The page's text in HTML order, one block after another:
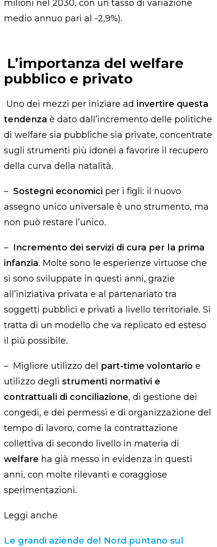
milioni nel 2030, con un tasso di variazione
medio annuo pari al -2,9%).
L’importanza del welfare
pubblico e privato
Uno dei mezzi per iniziare ad invertire questa
tendenza è dato dall’incremento delle politiche
di welfare sia pubbliche sia private, concentrate
sugli strumenti più idonei a favorire il recupero
della curva della natalità.
– Sostegni economici per i figli: il nuovo
assegno unico universale è uno strumento, ma
non può restare l’unico.
– Incremento dei servizi di cura per la prima
infanzia. Molte sono le esperienze virtuose che
si sono sviluppate in questi anni, grazie
all’iniziativa privata e al partenariato tra
soggetti pubblici e privati a livello territoriale. Si
tratta di un modello che va replicato ed esteso
il più possibile.
– Migliore utilizzo del part-time volontario e
utilizzo degli strumenti normativi e
contrattuali di conciliazione, di gestione dei
congedi, e dei permessi e di organizzazione del
tempo di lavoro, come la contrattazione
collettiva di secondo livello in materia di
welfare ha già messo in evidenza in questi
anni, con molte rilevanti e coraggiose
sperimentazioni.
Leggi anche
Le grandi aziende del Nord puntano sul